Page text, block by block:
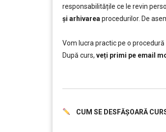
responsabilitățile ce le revin
și arhivarea procedurilor. De
Vom lucra practic pe o
După curs, veți primi pe email
CUM SE DESFĂȘOARĂ